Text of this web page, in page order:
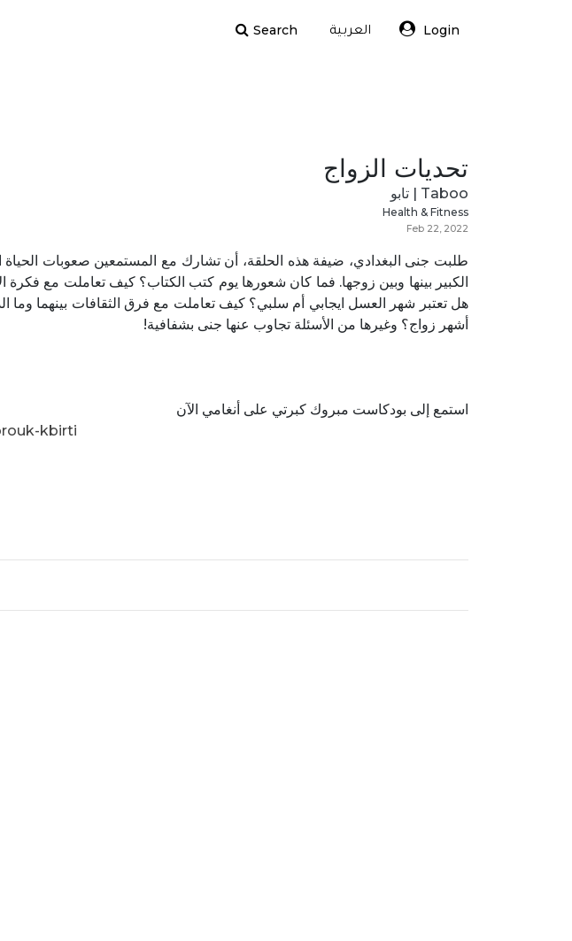
Search العربية Login
تحديات الزواج
Taboo | تابو
Health & Fitness
Feb 22, 2022
طلبت جنى البغدادي، ضيفة هذه الحلقة، أن تشارك مع المستمعين صعوبات الحياة
الكبير بينها وبين زوجها. فما كان شعورها يوم كتب الكتاب؟ كيف تعاملت مع فكرة
أشهر زواج؟ وغيرها من الأسئلة تجاوب عنها جنى بشفافية!
استمع إلى بودكاست مبروك كبرتي على أنغامي الآن
kbirti